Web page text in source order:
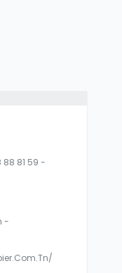
88 81 59 -
-